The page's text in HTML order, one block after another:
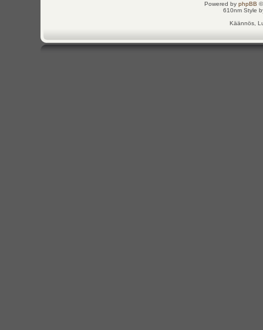
Powered by phpBB
610nm Style
Käännös,